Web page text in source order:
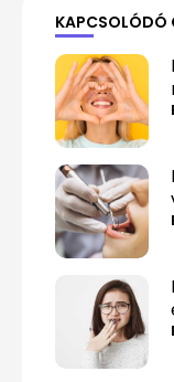
KAPCSOLÓDÓ